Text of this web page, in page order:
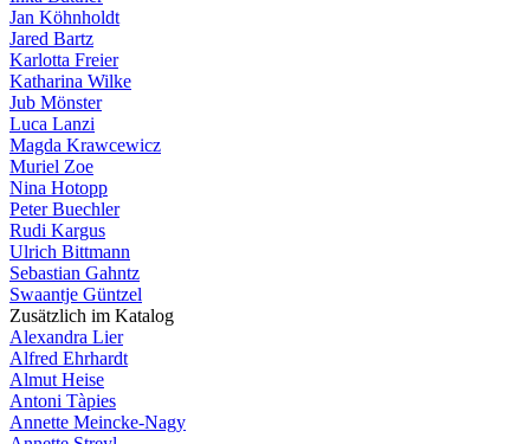
Jan Köhnholdt
Jared Bartz
Karlotta Freier
Katharina Wilke
Jub Mönster
Luca Lanzi
Magda Krawcewicz
Muriel Zoe
Nina Hotopp
Peter Buechler
Rudi Kargus
Ulrich Bittmann
Sebastian Gahntz
Swaantje Güntzel
Zusätzlich im Katalog
Alexandra Lier
Alfred Ehrhardt
Almut Heise
Antoni Tàpies
Annette Meincke-Nagy